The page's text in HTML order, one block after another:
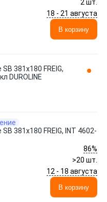
2 шт.
18 - 21 августа
В корзину
381x180 FREIG,
DUROLINE
381x180 FREIG, INT 4602-
86%
>20 шт.
12 - 18 августа
В корзину